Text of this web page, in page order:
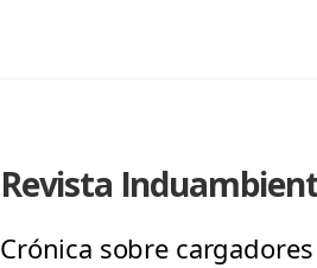
Revista
Crónica sobre